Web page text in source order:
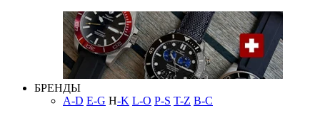
БРЕНДЫ
A-D E-G H-K L-O P-S T-Z В-С